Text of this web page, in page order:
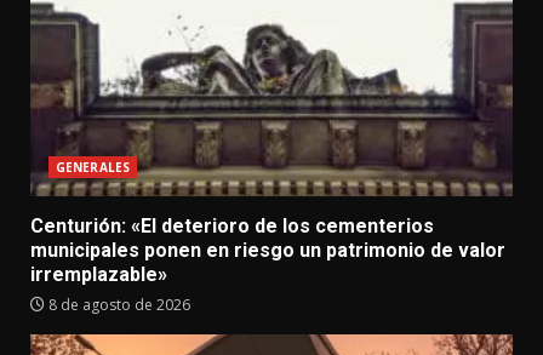
GENERALES
Centurión: «El deterioro de los cementerios
municipales ponen en riesgo un patrimonio de valor
irremplazable»
8 de agosto de 2026